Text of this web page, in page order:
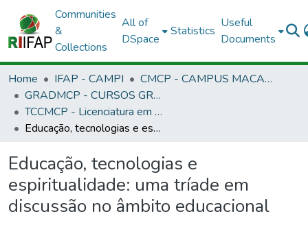
Communities
&
Collections
All of
DSpace
Statistics
Useful
Documents
Home IFAP - CAMPI
CMCP - CAMPUS MACAPÁ
GRADMCP - CURSOS GRADUAÇÃO - CAMPUS MACAPÁ
TCCMCP - Licenciatura em Informática
Educação, tecnologias e espiritualidade: uma tríade em discussão no âmbito educacional
Educação, tecnologias e
espiritualidade: uma tríade em
discussão no âmbito educacional